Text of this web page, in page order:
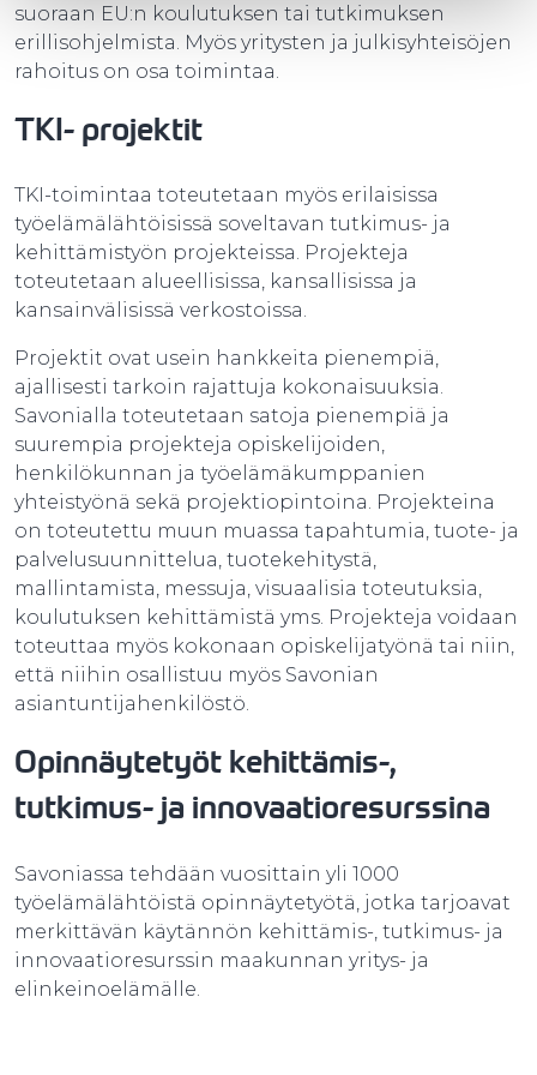
suoraan EU:n koulutuksen tai tutkimuksen
erillisohjelmista. Myös yritysten ja julkisyhteisöjen
rahoitus on osa toimintaa.
TKI- projektit
TKI-toimintaa toteutetaan myös erilaisissa
työelämälähtöisissä soveltavan tutkimus- ja
kehittämistyön projekteissa. Projekteja
toteutetaan alueellisissa, kansallisissa ja
kansainvälisissä verkostoissa.
Projektit ovat usein hankkeita pienempiä,
ajallisesti tarkoin rajattuja kokonaisuuksia.
Savonialla toteutetaan satoja pienempiä ja
suurempia projekteja opiskelijoiden,
henkilökunnan ja työelämäkumppanien
yhteistyönä sekä projektiopintoina. Projekteina
on toteutettu muun muassa tapahtumia, tuote- ja
palvelusuunnittelua, tuotekehitystä,
mallintamista, messuja, visuaalisia toteutuksia,
koulutuksen kehittämistä yms. Projekteja voidaan
toteuttaa myös kokonaan opiskelijatyönä tai niin,
että niihin osallistuu myös Savonian
asiantuntijahenkilöstö.
Opinnäytetyöt kehittämis-,
tutkimus- ja innovaatioresurssina
Savoniassa tehdään vuosittain yli 1000
työelämälähtöistä opinnäytetyötä, jotka tarjoavat
merkittävän käytännön kehittämis-, tutkimus- ja
innovaatioresurssin maakunnan yritys- ja
elinkeinoelämälle.